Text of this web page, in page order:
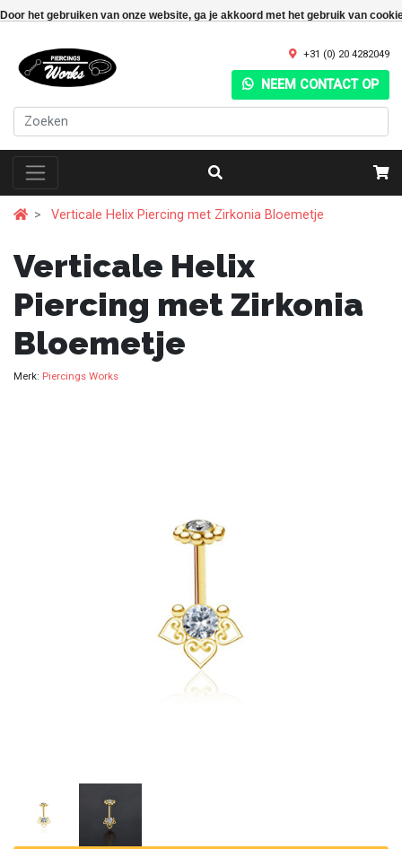
Door het gebruiken van onze website, ga je akkoord met het gebruik van
+31 (0) 20 4282049
NEEM CONTACT OP
Verticale Helix Piercing met Zirkonia Bloemetje
Verticale Helix
Piercing met Zirkonia
Bloemetje
Merk: Piercings Works